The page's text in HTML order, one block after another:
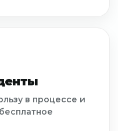
в процессе и